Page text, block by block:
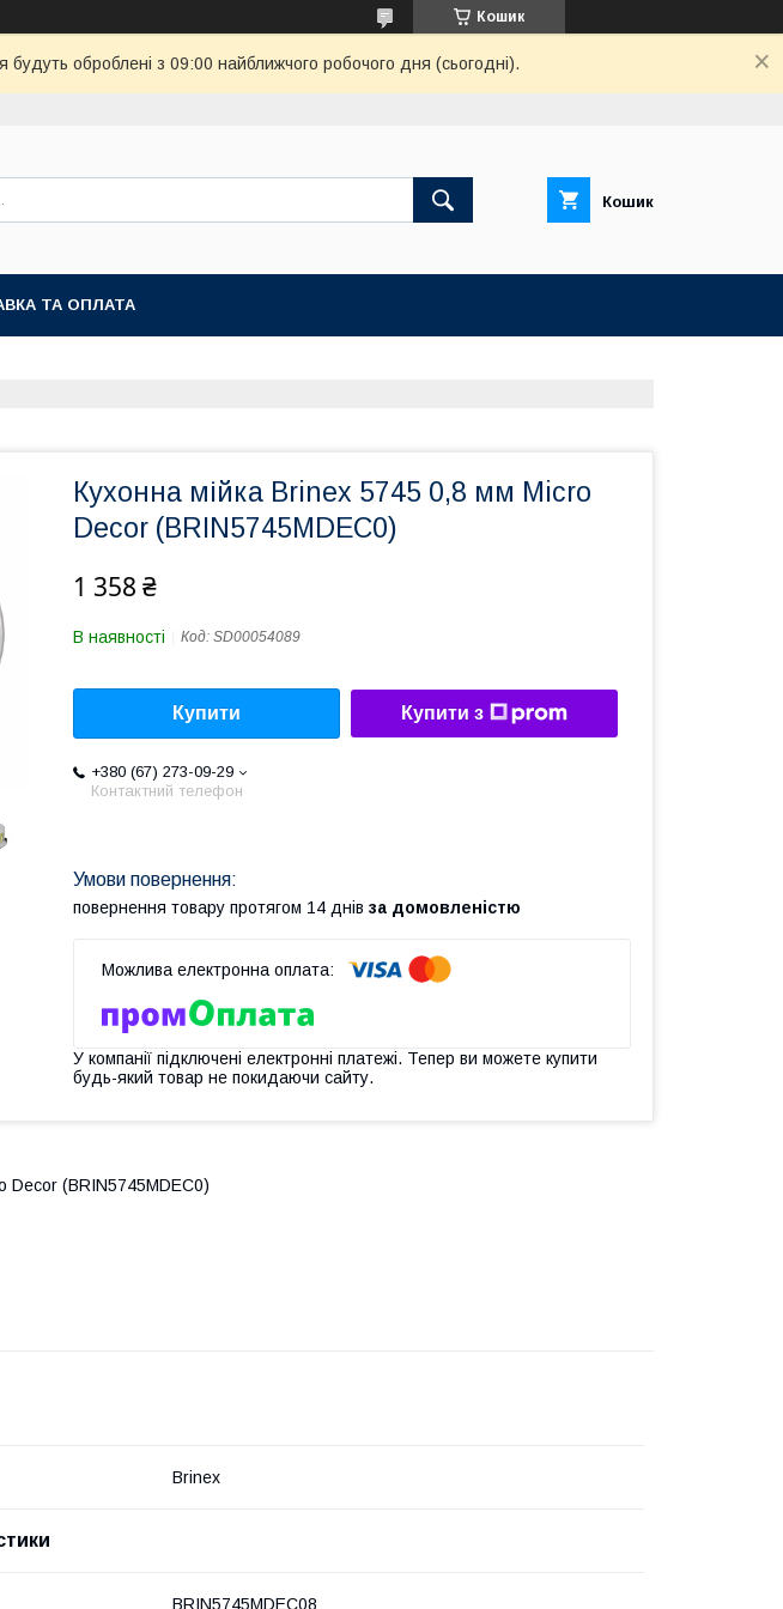
Кошик
оброблені з 09:00 найближчого робочого дня (сьогодні).
Кошик
ТА ОПЛАТА
Кухонна мійка Brinex 5745 0,8 мм Micro
Decor (BRIN5745MDEC0)
1 358 ₴
В наявності Код: SD00054089
Купити Купити з
+380 (67) 273-09-29
Контактний телефон
повернення товару протягом 14 днів за домовленістю
У компанії підключені електронні платежі. Тепер ви можете купити
будь-який товар не покидаючи сайту.
Decor (BRIN5745MDEC0)
Brinex
BRIN5745MDEC08